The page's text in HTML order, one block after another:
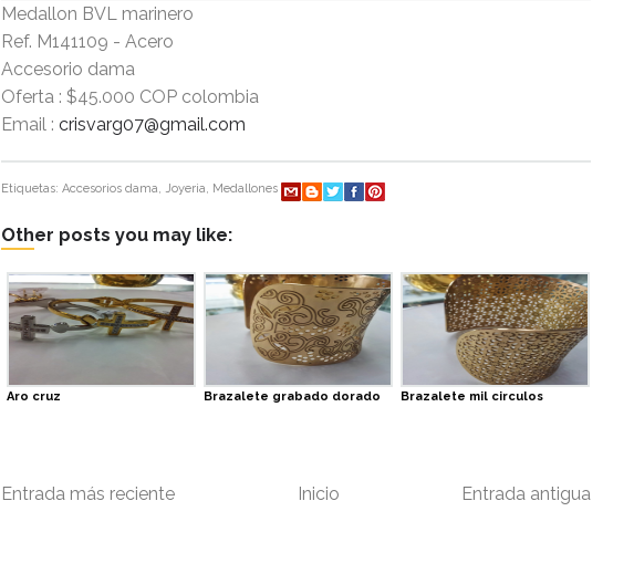
Medallon BVL marinero
Ref. M141109 - Acero
Accesorio dama
Oferta : $45.000 COP colombia
Email : crisvarg07@gmail.com
Etiquetas: Accesorios dama, Joyeria, Medallones
Other posts you may like:
Aro cruz Brazalete grabado dorado Brazalete mil circulos
Entrada más reciente Entrada antigua
Inicio